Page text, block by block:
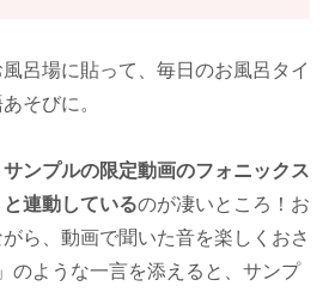
呂場に貼って、毎日のお風呂タイ
そびに。
サンプルの限定動画のフォニックス
と連動しているのが凄いところ！お
ら、動画で聞いた音を楽しくおさ
のような一言を添えると、サンプ